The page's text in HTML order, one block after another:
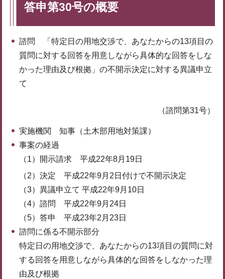
答申第30号の概要
諮問 「特定日の用地交渉で、あなたからの13項目の
質問に対する回答を用意しながら具体的な回答をしな
かった理由及び根拠」の不開示決定に対する異議申立
て
（諮問第31号）
実施機関 知事（土木部用地対策課）
事案の経過
（1）開示請求 平成22年8月19日
（2）決定 平成22年9月2日付けで不開示決定
（3）異議申立て 平成22年9月10日
（4）諮問 平成22年9月24日
（5）答申 平成23年2月23日
諮問に係る不開示部分
特定日の用地交渉で、あなたからの13項目の質問に対
する回答を用意しながら具体的な回答をしなかった理
由及び根拠